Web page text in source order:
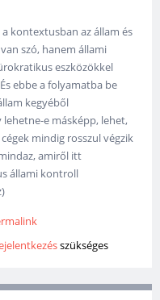
kontextusban az állam és
szó, hanem állami
eszközökkel
ebbe a folyamatba be
kegyéből
e másképp, lehet,
mindig rosszul végzik
amiről itt
állami kontroll
szükséges